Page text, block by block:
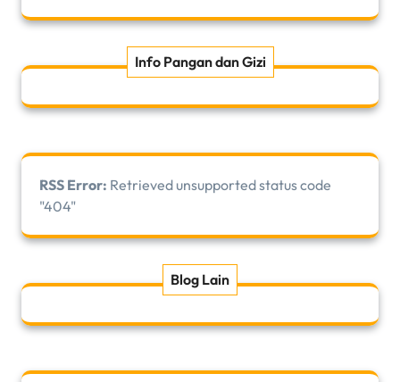
Info Pangan dan Gizi
RSS Error: Retrieved unsupported status code
"404"
Blog Lain